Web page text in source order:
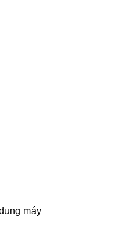
máy